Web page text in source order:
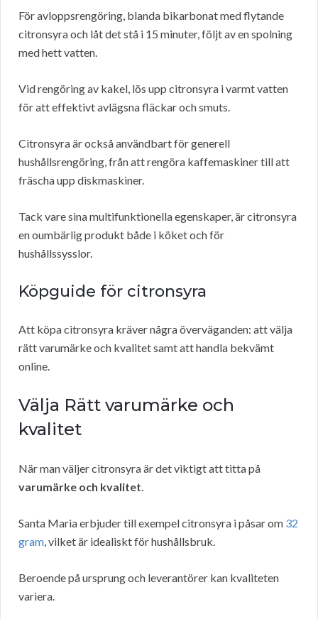
För avloppsrengöring, blanda bikarbonat med flytande
citronsyra och låt det stå i 15 minuter, följt av en spolning
med hett vatten.
Vid rengöring av kakel, lös upp citronsyra i varmt vatten
för att effektivt avlägsna fläckar och smuts.
Citronsyra är också användbart för generell
hushållsrengöring, från att rengöra kaffemaskiner till att
fräscha upp diskmaskiner.
Tack vare sina multifunktionella egenskaper, är citronsyra
en oumbärlig produkt både i köket och för
hushållssysslor.
Köpguide för citronsyra
Att köpa citronsyra kräver några överväganden: att välja
rätt varumärke och kvalitet samt att handla bekvämt
online.
Välja Rätt varumärke och
kvalitet
När man väljer citronsyra är det viktigt att titta på
varumärke och kvalitet.
Santa Maria erbjuder till exempel citronsyra i påsar om 32
gram, vilket är idealiskt för hushållsbruk.
Beroende på ursprung och leverantörer kan kvaliteten
variera.